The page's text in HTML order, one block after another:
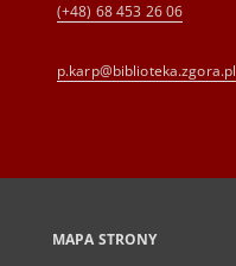
(+48) 68 453 26 06
p.karp@biblioteka.zgora.pl
MAPA STRONY